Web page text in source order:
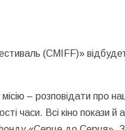
(CMIFF)»
– розповідати про
часи. Всі кіно покази й